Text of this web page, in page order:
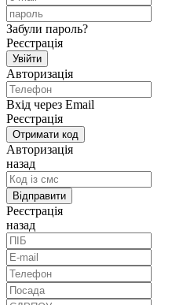
Забули пароль?
Реєстрація
Авторизація
Вхід через Email
Реєстрація
Авторизація
назад
Реєстрація
назад